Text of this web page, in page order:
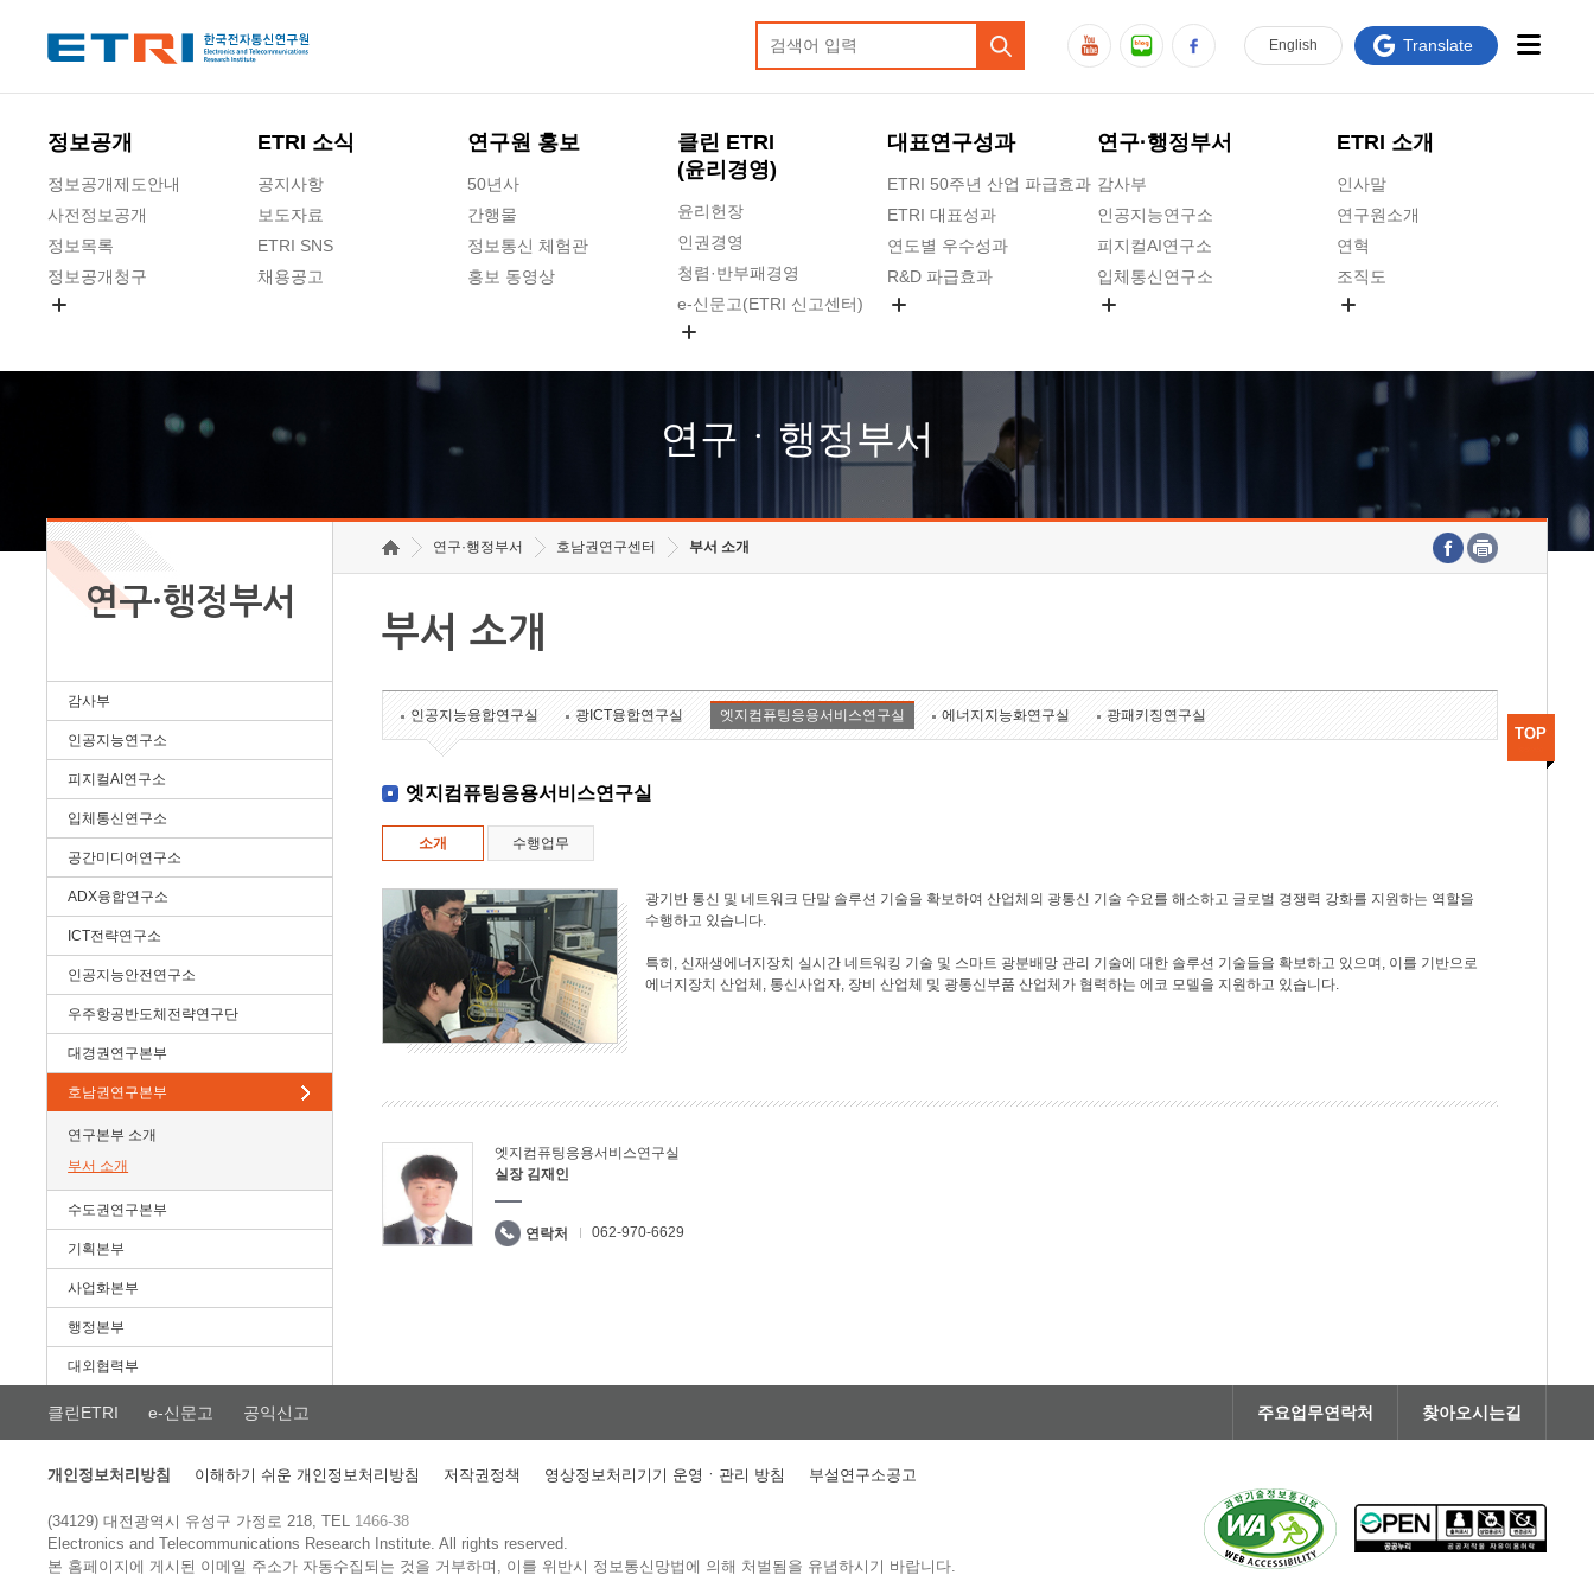
정보공개
정보공개제도안내
사전정보공개
정보목록
정보공개청구
ETRI 소식
공지사항
보도자료
ETRI SNS
채용공고
연구원 홍보
50년사
간행물
정보통신 체험관
홍보 동영상
클린 ETRI
(윤리경영)
윤리헌장
인권경영
청렴·반부패경영
e-신문고(ETRI 신고센터)
고객의소리
수의계약 현황
대표연구성과
ETRI 50주년 산업 파급효과
ETRI 대표성과
연도별 우수성과
R&D 파급효과
연구·행정부서
감사부
인공지능연구소
피지컬AI연구소
입체통신연구소
호남권연구본부
기획본부
ETRI 소개
인사말
연구원소개
연혁
조직도
연구원 고객헌장
주요업무연락처
English Translate
연구ㆍ행정부서
연구·행정부서
감사부
인공지능연구소
피지컬AI연구소
입체통신연구소
공간미디어연구소
ADX융합연구소
ICT전략연구소
인공지능안전연구소
우주항공반도체전략연구단
대경권연구본부
호남권연구본부
연구본부 소개
부서 소개
수도권연구본부
기획본부
사업화본부
행정본부
대외협력부
연구·행정부서 호남권연구센터 부서 소개
부서 소개
인공지능융합연구실 광ICT융합연구실 엣지컴퓨팅응용서비스연구실 에너지지능화연구실 광패키징연구실
엣지컴퓨팅응용서비스연구실
소개 수행업무
광기반 통신 및 네트워크 단말 솔루션 기술을 확보하여 산업체의 광통신 기술 수요를 해소하고 글로벌 경쟁력 강화를 지원하는 역할을
수행하고 있습니다.
특히, 신재생에너지장치 실시간 네트워킹 기술 및 스마트 광분배망 관리 기술에 대한 솔루션 기술들을 확보하고 있으며, 이를 기반으로
에너지장치 산업체, 통신사업자, 장비 산업체 및 광통신부품 산업체가 협력하는 에코 모델을 지원하고 있습니다.
엣지컴퓨팅응용서비스연구실
실장 김재인
연락처 062-970-6629
TOP
클린ETRI e-신문고 공익신고 주요업무연락처 찾아오시는길
개인정보처리방침 이해하기 쉬운 개인정보처리방침 저작권정책 영상정보처리기기 운영ㆍ관리 방침 부설연구소공고
(34129) 대전광역시 유성구 가정로 218, TEL 1466-38
Electronics and Telecommunications Research Institute.All rights reserved.
본 홈페이지에 게시된 이메일 주소가 자동수집되는 것을 거부하며, 이를 위반시 정보통신망법에 의해 처벌됨을 유념하시기 바랍니다.